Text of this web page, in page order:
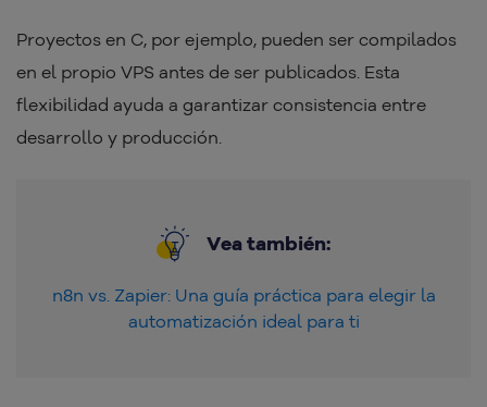
Proyectos en C, por ejemplo, pueden ser compilados
en el propio VPS antes de ser publicados. Esta
flexibilidad ayuda a garantizar consistencia entre
desarrollo y producción.
Vea también:
n8n vs. Zapier: Una guía práctica para elegir la
automatización ideal para ti